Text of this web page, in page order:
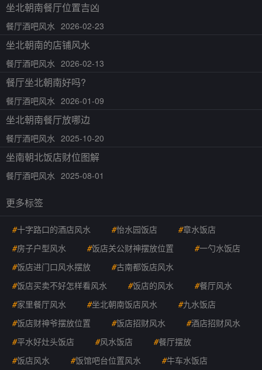
坐北朝南餐厅位置吉凶
餐厅酒吧风水 2026-02-23
坐北朝南的店铺风水
餐厅酒吧风水 2026-02-13
餐厅坐北朝南好吗?
餐厅酒吧风水 2026-01-09
坐北朝南餐厅放哪边
餐厅酒吧风水 2025-10-20
坐南朝北饭店财位图解
餐厅酒吧风水 2025-08-01
更多标签
#十字路口的酒店风水 #怡水园饭店 #章水饭店
#房子户型风水 #饭店关公财神摆放位置 #一勺水饭店
#饭店进门口风水摆放 #古南都饭店风水
#饭店买卖不好怎样看风水 #饭店的风水 #餐厅风水
#家里餐厅风水 #坐北朝南饭店风水 #九水饭店
#饭店财神爷摆放位置 #饭店招财风水 #酒店招财风水
#平水好灶头饭店 #风水饭店 #餐厅摆放
#饭店风水 #饭馆吧台位置风水 #牛车水饭店